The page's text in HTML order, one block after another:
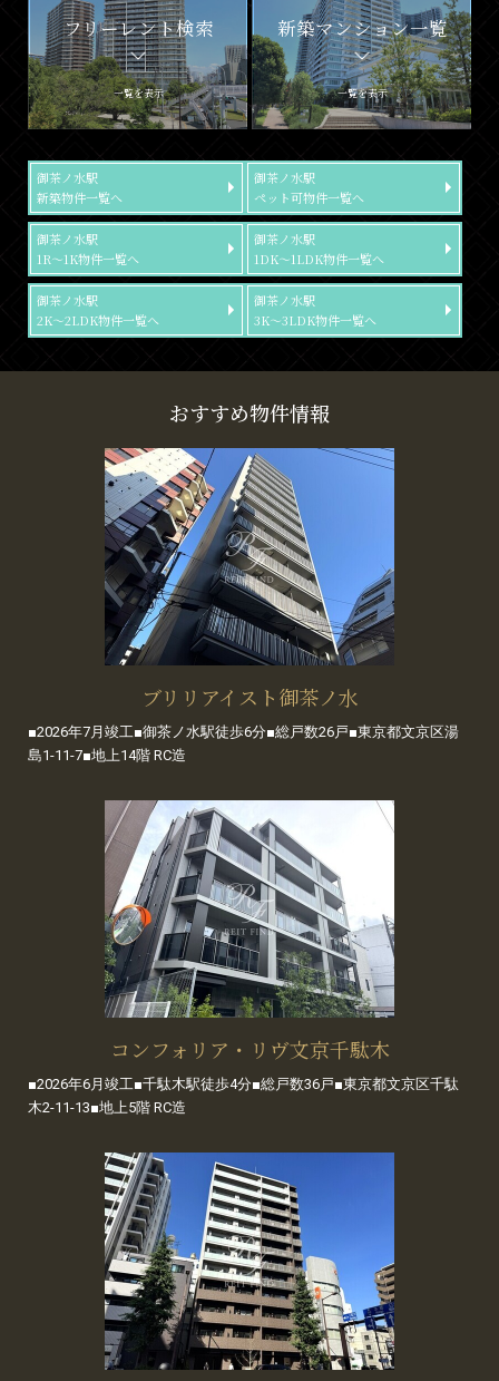
フリーレント検索
一覧を表示
新築マンション一覧
一覧を表示
御茶ノ水駅
新築物件一覧へ
御茶ノ水駅
ペット可物件一覧へ
御茶ノ水駅
1R～1K物件一覧へ
御茶ノ水駅
1DK～1LDK物件一覧へ
御茶ノ水駅
2K～2LDK物件一覧へ
御茶ノ水駅
3K～3LDK物件一覧へ
おすすめ物件情報
ブリリアイスト御茶ノ水
■2026年7月竣工■御茶ノ水駅徒歩6分■総戸数26戸■東京都文京区湯
島1-11-7■地上14階 RC造
コンフォリア・リヴ文京千駄木
■2026年6月竣工■千駄木駅徒歩4分■総戸数36戸■東京都文京区千駄
木2-11-13■地上5階 RC造